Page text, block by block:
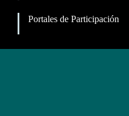
Portales de Participación